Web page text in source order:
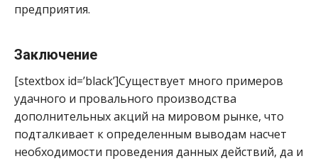
предприятия.
Заключение
[stextbox id=’black’]Существует много примеров
удачного и провального производства
дополнительных акций на мировом рынке, что
подталкивает к определенным выводам насчет
необходимости проведения данных действий, да и